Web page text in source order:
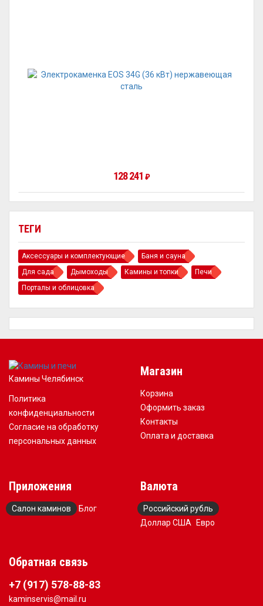
ТЕГИ
Аксессуары и комплектующие
Баня и сауна
Для сада
Дымоходы Камины и топки
Печи
Порталы и облицовка
128 241 ₽
Камины Челябинск
Политика
конфиденциальности
Согласие на обработку
персональных данных
Магазин
Корзина
Оформить заказ
Контакты
Оплата и доставка
Приложения
Салон каминов Блог
Валюта
Российский рубль
Доллар США
Евро
Обратная связь
+7 (917) 578-88-83
kaminservis@mail.ru